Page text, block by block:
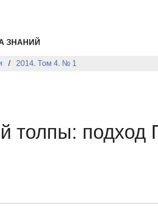
ЗНАНИЙ
2014. Том 4. № 1
толпы: подход